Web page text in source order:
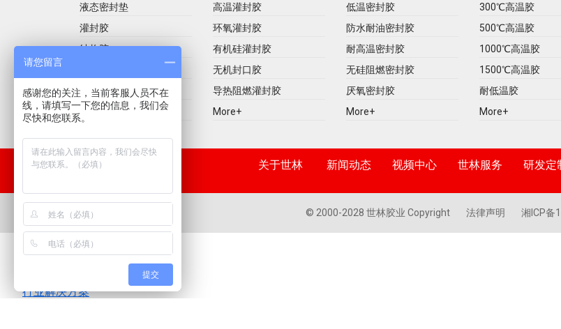
液态密封垫
灌封胶
结构胶
高温胶
More+
高温灌封胶
环氧灌封胶
有机硅灌封胶
无机封口胶
导热阻燃灌封胶
More+
低温密封胶
防水耐油密封胶
耐高温密封胶
无硅阻燃密封胶
厌氧密封胶
More+
300℃高温胶
500℃高温胶
1000℃高温胶
1500℃高温胶
耐低温胶
More+
关于世林 新闻动态 视频中心 世林服务 研发定
© 2000-2028 世林胶业 Copyright 法律声明 湘ICP备
电话咨询
行业解决方案
请您留言
感谢您的关注，当前客服人员不在
线，请填写一下您的信息，我们会
尽快和您联系。
提交